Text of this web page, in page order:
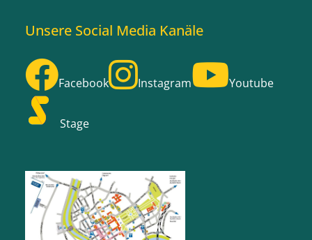
Unsere Social Media Kanäle
Facebook Instagram Youtube
Stage